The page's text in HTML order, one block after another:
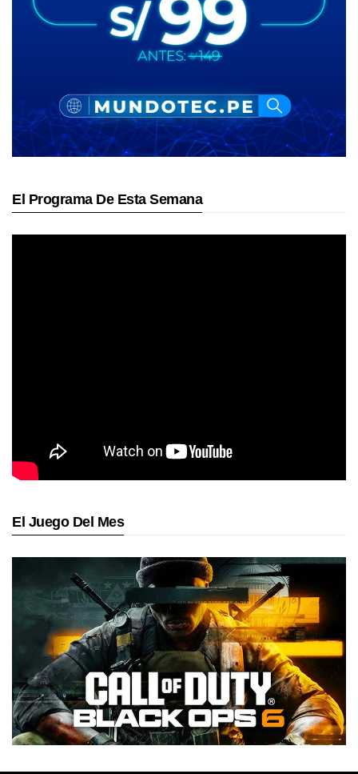
El Programa De Esta Semana
El Juego Del Mes